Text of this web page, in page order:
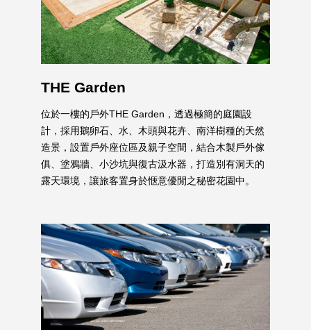
THE Garden
位於一樓的戶外THE Garden，透過極簡的庭園設
計，採用鵝卵石、水、木頭與花卉、南洋樹種的天然
造景，設置戶外座位區及親子空間，結合木製戶外傢
俱、塗鴉牆、小沙坑與復古汲水器，打造別有洞天的
露天環境，讓旅客置身於愜意優閒之秘密花園中。